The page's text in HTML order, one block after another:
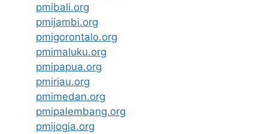
pmibali.org
pmijambi.org
pmigorontalo.org
pmimaluku.org
pmipapua.org
pmiriau.org
pmimedan.org
pmipalembang.org
pmijogja.org